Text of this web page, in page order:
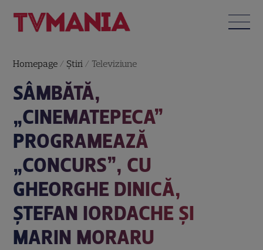
Homepage / Știri / Televiziune
SÂMBĂTĂ,
„CINEMATEPECA”
PROGRAMEAZĂ
„CONCURS”, CU
GHEORGHE DINICĂ,
ȘTEFAN IORDACHE ȘI
MARIN MORARU